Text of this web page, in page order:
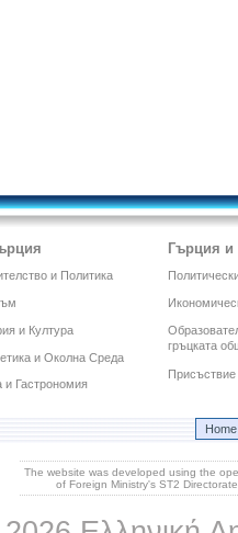
и Политика
и Култура
и Околна Среда
и Гастрономия
Гърция и
гръцката
Home
The website was developed using the
of Foreign Ministry's ST2